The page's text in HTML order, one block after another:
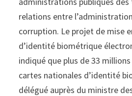
relations entre
corruption. Le projet de mise
d’identité biométrique
indiqué que plus de 33
cartes nationales d’identité
délégué auprès du ministre